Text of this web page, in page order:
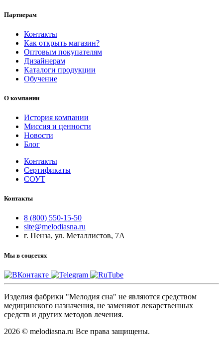
Партнерам
Контакты
Как открыть магазин?
Оптовым покупателям
Дизайнерам
Каталоги продукции
Обучение
О компании
История компании
Миссия и ценности
Новости
Блог
Контакты
Сертификаты
СОУТ
Контакты
8 (800) 550-15-50
site@melodiasna.ru
г. Пенза, ул. Металлистов, 7А
Мы в соцсетях
Изделия фабрики "Мелодия сна" не являются средством
медицинского назначения, не заменяют лекарственных
средств и других методов лечения.
2026 © melodiasna.ru Все права защищены.